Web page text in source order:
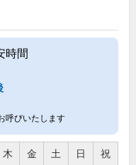
時間
呼びいたします
木 金 土 日 祝